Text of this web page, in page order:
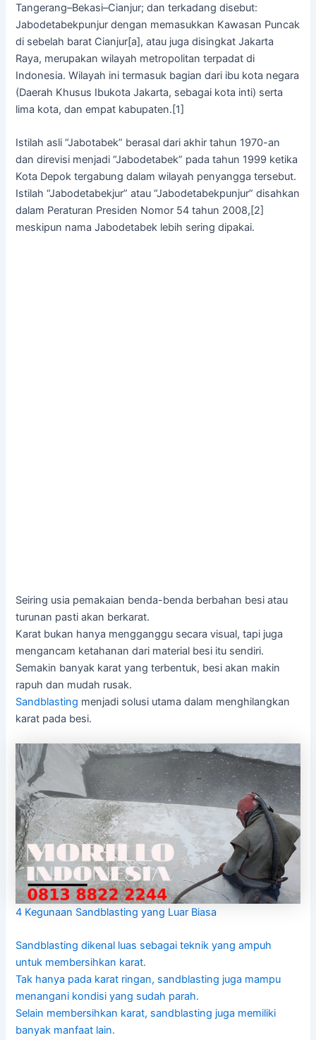
Tangerang–Bekasi–Cianjur; dan terkadang disebut:
Jabodetabekpunjur dengan memasukkan Kawasan Puncak
di sebelah barat Cianjur[a], atau juga disingkat Jakarta
Raya, merupakan wilayah metropolitan terpadat di
Indonesia. Wilayah ini termasuk bagian dari ibu kota negara
(Daerah Khusus Ibukota Jakarta, sebagai kota inti) serta
lima kota, dan empat kabupaten.[1]
Istilah asli “Jabotabek” berasal dari akhir tahun 1970-an
dan direvisi menjadi “Jabodetabek” pada tahun 1999 ketika
Kota Depok tergabung dalam wilayah penyangga tersebut.
Istilah “Jabodetabekjur” atau “Jabodetabekpunjur” disahkan
dalam Peraturan Presiden Nomor 54 tahun 2008,[2]
meskipun nama Jabodetabek lebih sering dipakai.
Seiring usia pemakaian benda-benda berbahan besi atau
turunan pasti akan berkarat.
Karat bukan hanya mengganggu secara visual, tapi juga
mengancam ketahanan dari material besi itu sendiri.
Semakin banyak karat yang terbentuk, besi akan makin
rapuh dan mudah rusak.
Sandblasting menjadi solusi utama dalam menghilangkan
karat pada besi.
4 Kegunaan Sandblasting yang Luar Biasa
Sandblasting dikenal luas sebagai teknik yang ampuh
untuk membersihkan karat.
Tak hanya pada karat ringan, sandblasting juga mampu
menangani kondisi yang sudah parah.
Selain membersihkan karat, sandblasting juga memiliki
banyak manfaat lain.